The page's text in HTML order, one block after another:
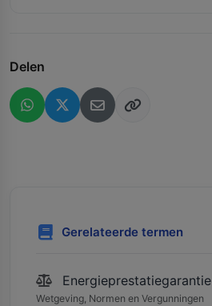
Delen
Gerelateerde termen
Energieprestatiegarantie
Wetgeving, Normen en Vergunningen